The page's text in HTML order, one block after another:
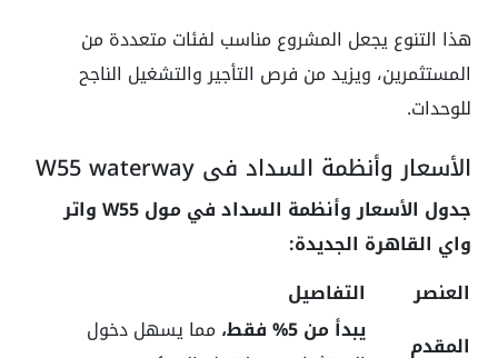
هذا التنوع يجعل المشروع مناسب لفئات متعددة من
المستثمرين، ويزيد من فرص التأجير والتشغيل الناجح
للوحدات.
الأسعار وأنظمة السداد في W55 waterway
جدول الأسعار وأنظمة السداد في مول W55 واتر
واي القاهرة الجديدة:
العنصر
التفاصيل
المقدم
يبدأ من 5% فقط،
مما يسهل دخول